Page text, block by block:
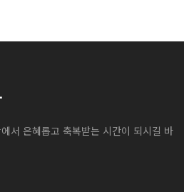
서 은혜롭고 축복받는 시간이 되시길 바